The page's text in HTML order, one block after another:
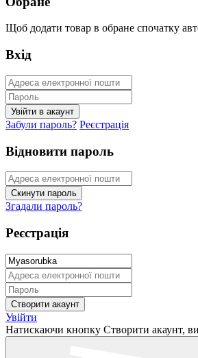
Щоб додати товар в обране спочатку
Вхід
Забули пароль? Реєстрація
Відновити пароль
Згадали пароль?
Реєстрація
Увійти
Натискаючи кнопку Створити акаунт,